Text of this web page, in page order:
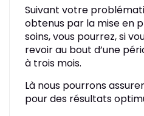
Suivant votre
obtenus par la mise en
soins, vous pourrez, si
revoir au bout d’une
à trois mois.
Là nous pourrons
pour des résultats